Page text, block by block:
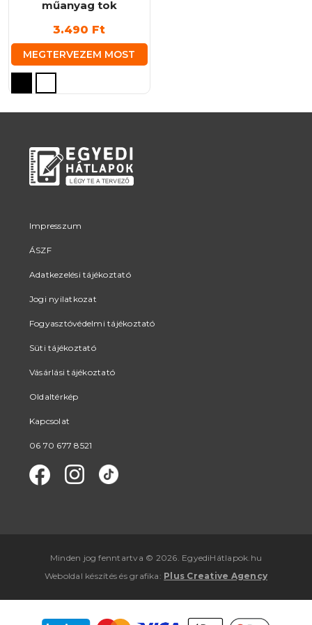
műanyag tok
3.490 Ft
MEGTERVEZEM MOST
Ennek
van.
változatok
termékoldalon
Impresszum
ÁSZF
Adatkezelési tájékoztató
Jogi nyilatkozat
Fogyasztóvédelmi tájékoztató
Süti tájékoztató
Vásárlási tájékoztató
Oldaltérkép
Kapcsolat
06 70 677 8521
Minden jog fenntartva © 2026. EgyediHátlapok.hu
Weboldal készítés ésgrafika : Plus Creative Agency